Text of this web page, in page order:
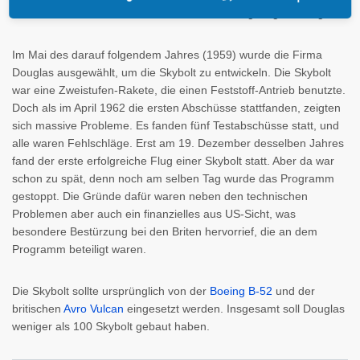
Im Mai des darauf folgendem Jahres (1959) wurde die Firma
Douglas ausgewählt, um die Skybolt zu entwickeln. Die Skybolt
war eine Zweistufen-Rakete, die einen Feststoff-Antrieb benutzte.
Doch als im April 1962 die ersten Abschüsse stattfanden, zeigten
sich massive Probleme. Es fanden fünf Testabschüsse statt, und
alle waren Fehlschläge. Erst am 19. Dezember desselben Jahres
fand der erste erfolgreiche Flug einer Skybolt statt. Aber da war
schon zu spät, denn noch am selben Tag wurde das Programm
gestoppt. Die Gründe dafür waren neben den technischen
Problemen aber auch ein finanzielles aus US-Sicht, was
besondere Bestürzung bei den Briten hervorrief, die an dem
Programm beteiligt waren.
Die Skybolt sollte ursprünglich von der Boeing B-52 und der
britischen Avro Vulcan eingesetzt werden. Insgesamt soll Douglas
weniger als 100 Skybolt gebaut haben.